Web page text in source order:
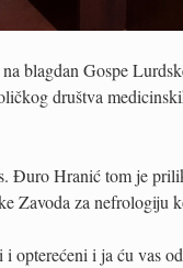
blagdan Gospe
društva
Đuro Hranić tom je
Zavoda za nefrologiju
opterećeni i ja ću vas